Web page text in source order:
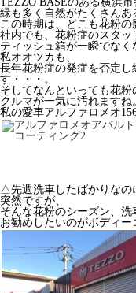
緑も多く自然がたくさんあ
この時期は、どこも花粉の
社内でも、花粉症のスタッ
ティッシュ箱が一瞬でなく
私オオツカも、
長年花粉症の発症を否定
す・・・。
そしてなんといっても花粉
クルマが一気に汚れますね
私の愛車アルファロメオ
△先週洗車したばかりなの
突然ですが、
そんな花粉のシーズン、
お勧めしたいのがボディー